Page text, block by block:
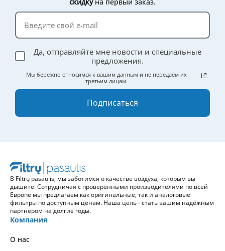
Да, отправляйте мне новости и специальные
предложения.
Мы бережно относимся к вашим данным и не передаём их
третьим лицам.
Подписаться
В Filtrų pasaulis, мы заботимся о качестве воздуха, которым вы
дышите. Сотрудничая с проверенными производителями по всей
Европе мы предлагаем как оригинальные, так и аналоговые
фильтры по доступным ценам. Наша цель - стать вашим надёжным
партнером на долгие годы.
Компания
О нас